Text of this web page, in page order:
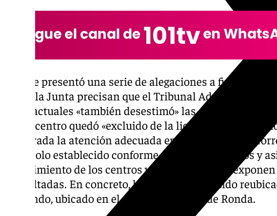
Aspace presentó una serie de alegaciones a fin de
desde la Junta precisan que el Tribunal Administrativo
Contractuales «también desestimó» las alegaciones
que el centro quedó «excluido de la licitación». «Los
asegurada la atención adecuada en el centro que le
protocolo establecido conforme a criterios técnicos y
conocimiento de los centros y de las familias»,
consultadas. En concreto, los menores han sido
Sumando, ubicado en el céntrico Camino de Ronda.